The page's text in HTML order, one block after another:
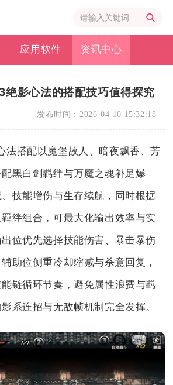
应用软件 资讯中心
绝影心法的搭配技巧值得探究
发布时间： 2026-04-10 15:32:18
法搭配以魔堡故人、暗夜飘香、芳
黑白剑羁绊与万魔之魂补足爆
技能增伤与生存续航，同时根据
绊组合，可最大化输出效率与实
位优先选择技能伤害、暴击暴伤
助位侧重冷却缩减与杀意回复，
链循环节奏，避免属性浪费与羁
系连招与无敌帧机制完全发挥。